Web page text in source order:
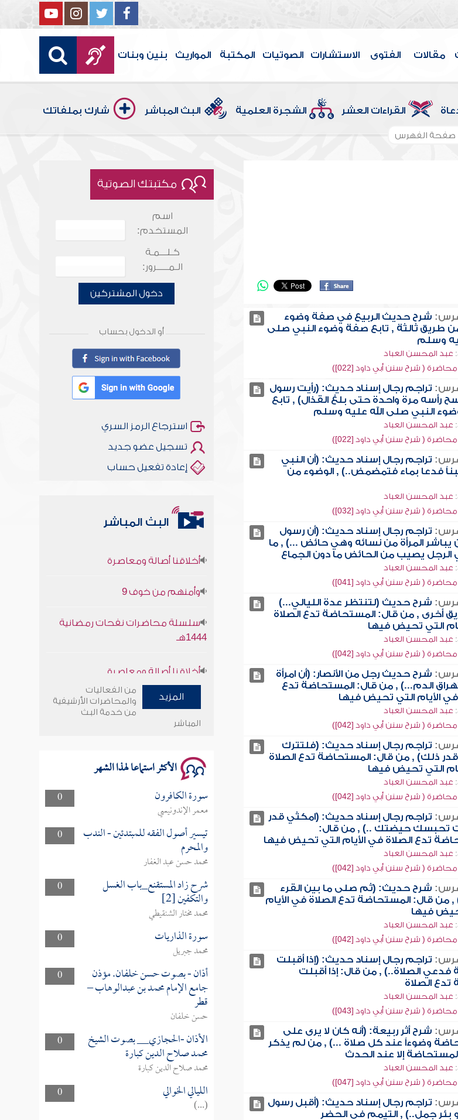
مقالات الفتوى الاستشارات الصوتيات المكتبة المواريث بنين وبنات
القراءات العشر الشجرة العلمية البث المباشر شارك بملفاتك
صفحة الفهرس
شرح حديث الربيع في صفة وضوء
طريق ثالثة , تابع صفة وضوء النبي صلى
وسلم
عبد المحسن العباد
( شرح سنن أبي داود [022])
تراجم رجال إسناد حديث: (رأيت رسول
رأسه مرة واحدة حتى بلغ القذال) , تابع
النبي صلى الله عليه وسلم
عبد المحسن العباد
( شرح سنن أبي داود [022])
تراجم رجال إسناد حديث: (أن النبي
فدعا بماء فتمضمض..) , الوضوء من
عبد المحسن العباد
( شرح سنن أبي داود [032])
تراجم رجال إسناد حديث: (أن رسول
يباشر المرأة من نسائه وهي حائض ...) , ما
الرجل يصيب من الحائض ما دون الجماع
عبد المحسن العباد
( شرح سنن أبي داود [041])
شرح حديث (لتنتظر عدة الليالي...)
أخرى , من قال: المستحاضة تدع الصلاة
التي تحيض فيها
عبد المحسن العباد
( شرح سنن أبي داود [042])
شرح حديث رجل من الأنصار: (أن امرأة
الدم...) , من قال: المستحاضة تدع
في الأيام التي تحيض فيها
عبد المحسن العباد
( شرح سنن أبي داود [042])
تراجم رجال إسناد حديث: (فلتترك
قدر ذلك) , من قال: المستحاضة تدع الصلاة
التي تحيض فيها
عبد المحسن العباد
( شرح سنن أبي داود [042])
تراجم رجال إسناد حديث: (امكثي قدر
تحبسك حيضتك ..) , من قال:
تدع الصلاة في الأيام التي تحيض فيها
عبد المحسن العباد
( شرح سنن أبي داود [042])
شرح حديث: (ثم صلى ما بين القرء
, من قال: المستحاضة تدع الصلاة في الأيام
فيها
عبد المحسن العباد
( شرح سنن أبي داود [042])
تراجم رجال إسناد حديث: (إذا أقبلت
فدعي الصلاة..) , من قال: إذا أقبلت
تدع الصلاة
عبد المحسن العباد
( شرح سنن أبي داود [043])
شرح أثر ربيعة: (أنه كان لا يرى على
وضوءاً عند كل صلاة ...) , من لم يذكر
إلا عند الحدث
عبد المحسن العباد
( شرح سنن أبي داود [047])
تراجم رجال إسناد حديث: (أقبل رسول
بئر جمل..) , التيمم في الحضر
مكتبتك الصوتية
اسم
المستخدم:
كـلـــمـة
الـمـــــرور:
دخول المشتركين
أو الدخول بحساب
استرجاع الرمز السري
تسجيل عضو جديد
إعادة تفعيل حساب
البث المباشر
1444هـ
سلسلة محاضرات نفحات رمضانية
1444هـ
المزيد
من الفعاليات
والمحاضرات الأرشيفية
من خدمة البث
المباشر
الأكثر استماعا لهذا الشهر
0 سورة الكافرون
معمر الإندونيسي
0
تيسير أصول الفقه للمبتدئين - الندب
والمحرم
محمد حسن عبد الغفار
0
شرح زاد المستقنع_باب الغسل
والتكفين [2]
محمد مختار الشنقيطي
0
سورة الذاريات
محمد جبريل
0
أذان - بصوت حسن خلفان. مؤذن
جامع الإمام محمد بن عبدالوهاب –
قطر
حسن خلفان
0
الأذان -الحجازي__ بصوت الشيخ
محمد صلاح الدين كبارة
محمد صلاح الدين كبارة
0
الليالي الخوالي
(...)